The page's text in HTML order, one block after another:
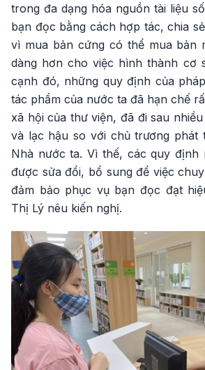
trong đa dạng hóa nguồn tài liệu
bạn đọc bằng cách hợp tác, chia
vì mua bản cứng có thể mua bản
dàng hơn cho việc hình thành cơ
cạnh đó, những quy định của
tác phẩm của nước ta đã hạn chế
xã hội của thư viện, đã đi sau
và lạc hậu so với chủ trương phát
Nhà nước ta. Vì thế, các quy định
được sửa đổi, bổ sung để việc
đảm bảo phục vụ bạn đọc đạt
Thị Lý nêu kiến nghị.